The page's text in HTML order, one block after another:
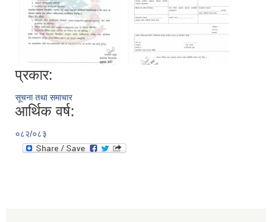
प्रकार:
सूचना तथा समाचार
आर्थिक वर्ष:
०८२/०८३